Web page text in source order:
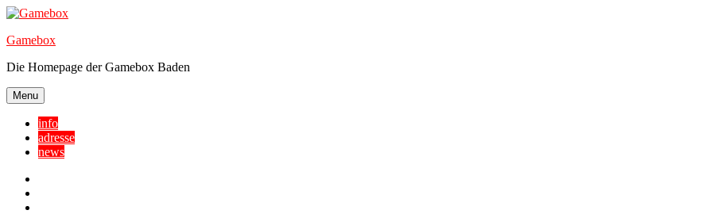
Skip
content
Gamebox
Die Homepage der Gamebox Baden
Menu
info
adresse
news